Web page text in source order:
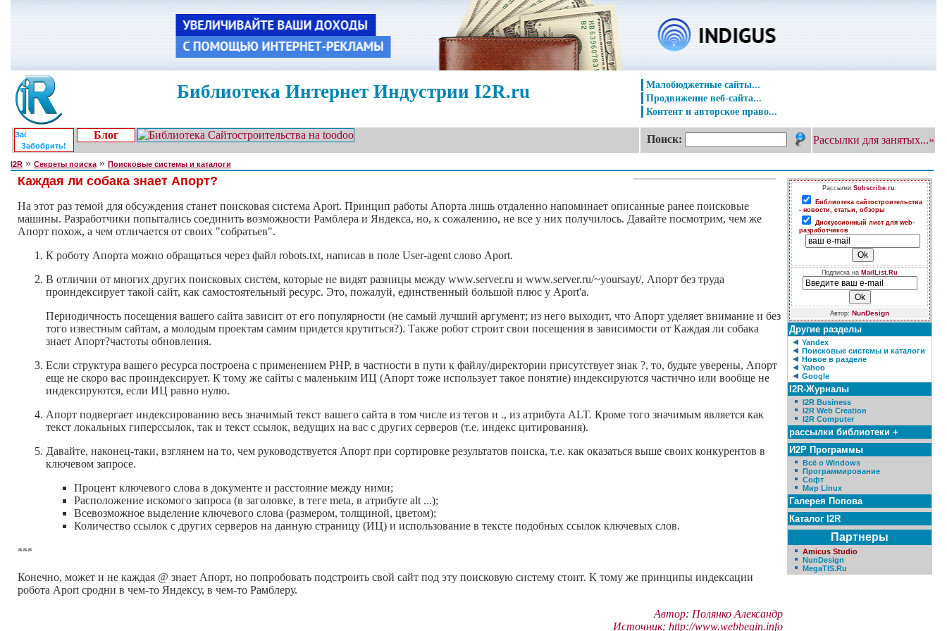
Библиотека Интернет Индустрии I2R.ru
Малобюджетные сайты...
Продвижение веб-сайта...
Контент и авторское право...
Забобрить!
Блог Поиск: Рассылки для занятых...»
I2R » Секреты поиска » Поисковые системы и каталоги
Каждая ли собака знает Апорт?
На этот раз темой для обсуждения станет поисковая система Aport. Принцип работы Апорта лишь отдаленно напоминает описанные ранее поисковые
машины. Разработчики попытались соединить возможности Рамблера и Яндекса, но, к сожалению, не все у них получилось. Давайте посмотрим, чем же
Апорт похож, а чем отличается от своих "собратьев".
К роботу Апорта можно обращаться через файл robots.txt, написав в поле User-agent слово Aport.
В отличии от многих других поисковых систем, которые не видят разницы между www.server.ru и www.server.ru/~yoursayt/, Апорт без труда
проиндексирует такой сайт, как самостоятельный ресурс. Это, пожалуй, единственный большой плюс у Aport'а.
Периодичность посещения вашего сайта зависит от его популярности (не самый лучший аргумент; из него выходит, что Апорт уделяет внимание и без
того известным сайтам, а молодым проектам самим придется крутиться?). Также робот строит свои посещения в зависимости от Каждая ли собака
знает Апорт?частоты обновления.
Если структура вашего ресурса построена с применением PHP, в частности в пути к файлу/директории присутствует знак ?, то, будьте уверены, Апорт
еще не скоро вас проиндексирует. К тому же сайты с маленьким ИЦ (Апорт тоже использует такое понятие) индексируются частично или вообще не
индексируются, если ИЦ равно нулю.
Апорт подвергает индексированию весь значимый текст вашего сайта в том числе из тегов и ., из атрибута ALT. Кроме того значимым является как
текст локальных гиперссылок, так и текст ссылок, ведущих на вас с других серверов (т.е. индекс цитирования).
Давайте, наконец-таки, взглянем на то, чем руководствуется Апорт при сортировке результатов поиска, т.е. как оказаться выше своих конкурентов в
ключевом запросе.
Процент ключевого слова в документе и расстояние между ними;
Расположение искомого запроса (в заголовке, в теге meta, в атрибуте alt ...);
Всевозможное выделение ключевого слова (размером, толщиной, цветом);
Количество ссылок с других серверов на данную страницу (ИЦ) и использование в тексте подобных ссылок ключевых слов.
***
Конечно, может и не каждая @ знает Апорт, но попробовать подстроить свой сайт под эту поисковую систему стоит. К тому же принципы индексации
робота Aport сродни в чем-то Яндексу, в чем-то Рамблеру.
Автор: Полянко Александр
Источник: http://www.webbegin.info
Рассылки Subscribe.ru:
Библиотека сайтостроительства
- новости, статьи, обзоры
Дискуссионный лист для web-
разработчиков
Подписка на MailList.Ru
Автор: NunDesign
Другие разделы
Yandex
Поисковые системы и каталоги
Новое в разделе
Yahoo
Google
I2R-Журналы
I2R Business
I2R Web Creation
I2R Computer
рассылки библиотеки +
И2Р Программы
Всё о Windows
Программирование
Софт
Мир Linux
Галерея Попова
Каталог I2R
Партнеры
Amicus Studio
NunDesign
MegaTIS.Ru